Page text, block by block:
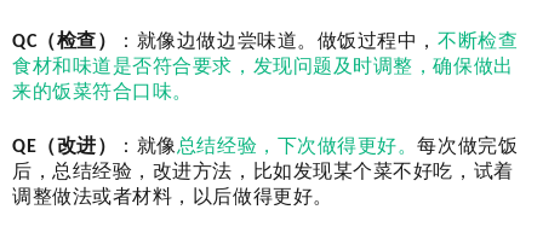
QC（检查） ：就像边做边尝味道。做饭过程中， 不断检查
食材和味道是否符合要求，发现问题及时调整，确保做出
来的饭菜符合口味。
QE（改进） ：就像总结经验，下次做得更好。每次做完饭
后，总结经验，改进方法，比如发现某个菜不好吃，试着
调整做法或者材料，以后做得更好。